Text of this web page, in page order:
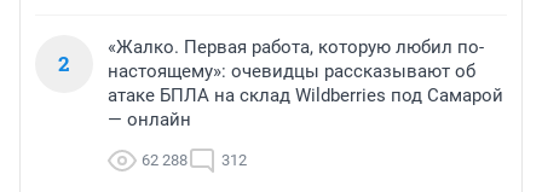
2
«Жалко. Первая работа, которую любил по-
настоящему»: очевидцы рассказывают об
атаке БПЛА на склад Wildberries под Самарой
— онлайн
62 288 312